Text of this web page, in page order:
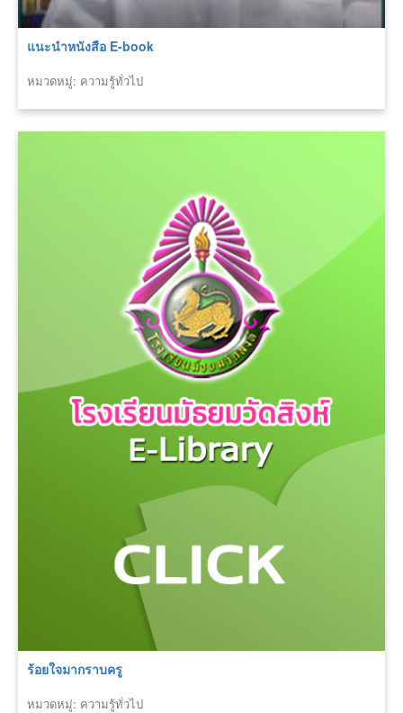
แนะนำหนังสือ E-book
หมวดหมู่: ความรู้ทั่วไป
ร้อยใจมากราบครู
หมวดหมู่: ความรู้ทั่วไป